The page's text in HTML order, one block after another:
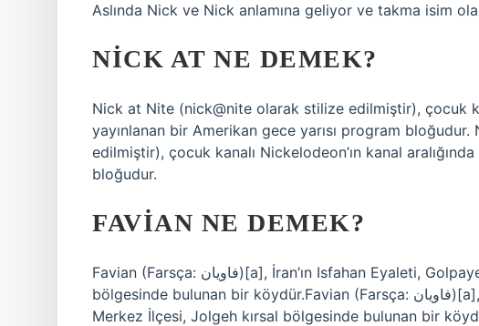
Aslında Nick ve Nick anlamına geliyor ve takma isim
NICK AT NE DEMEK?
Nick at Nite (nick@nite olarak stilize edilmiştir), çocuk
yayınlanan bir Amerikan gece yarısı program
edilmiştir), çocuk kanalı Nickelodeon’ın kanal
bloğudur.
FAVIAN NE DEMEK?
Favian (Farsça: فاويان‎)[a], İran’ın Isfahan Eyaleti, Golpayegan İlçesi, Merkez İlçesi, Jolgeh kırsal
bölgesinde bulunan bir köydür.Favian (Farsça: فاويان‎)[a], İran’ın Isfahan Eyaleti, Golpayegan İlçesi,
Merkez İlçesi, Jolgeh kırsal bölgesinde bulunan bir